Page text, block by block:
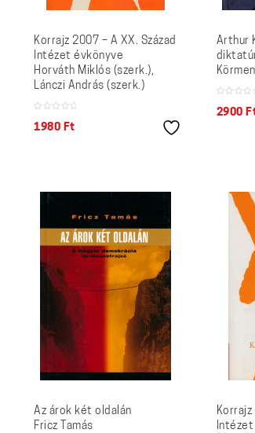
Korrajz 2007 – A XX. Század
Intézet évkönyve
Horváth Miklós (szerk.),
Lánczi András (szerk.)
1980 Ft
Arthur
2900
Az árok két oldalán
Fricz Tamás
Korrajz
Intézet